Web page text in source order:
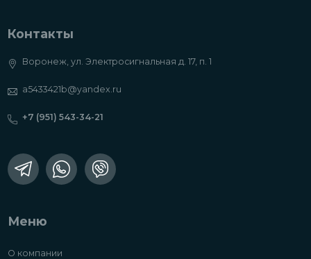
Контакты
Воронеж, ул. Электросигнальная д. 17, п. 1
a5433421b@yandex.ru
+7 (951) 543-34-21
Меню
О компании